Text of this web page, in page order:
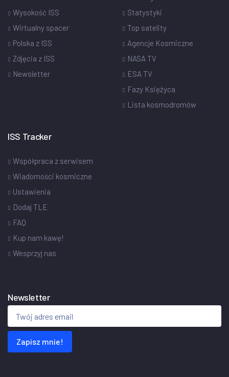
Wysokość ISS
Wirtualny spacer
Polska z ISS
Zdjęcia z ISS
Newsletter
Statystyki
Top satelity
Agencje Kosmiczne
NASA TV
ESA TV
Fazy Księżyca
Lista kosmodromów
ISS Tracker
Współpraca z serwisem
Wiadomości kosmiczne
Ustawienia
Dodaj TLE
FAQ
Kup nam kawę!
Wesprzyj nas
Newsletter
Zapisz mnie!